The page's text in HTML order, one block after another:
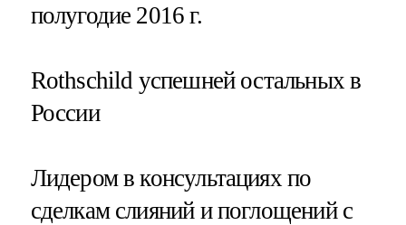
полугодие 2016 г.
Rothschild успешней остальных в
России
Лидером в консультациях по
сделкам слияний и поглощений с